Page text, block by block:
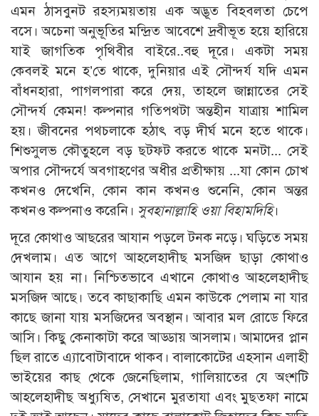
এমন ঠাসবুনট রহস্যময়তায় এক অদ্ভূত বিহবলতা চেপে
বসে। অচেনা অনুভূতির মন্দ্রিত আবেশে দ্রবীভূত হয়ে হারিয়ে
যাই জাগতিক পৃথিবীর বাইরে..বহু দূরে। একটা সময়
কেবলই মনে হ’তে থাকে, দুনিয়ার এই সৌন্দর্য যদি এমন
বাঁধনহারা, পাগলপারা করে দেয়, তাহলে জান্নাতের সেই
সৌন্দর্য কেমন! কল্পনার গতিপথটা অন্তহীন যাত্রায় শামিল
হয়। জীবনের পথচলাকে হঠাৎ বড় দীর্ঘ মনে হতে থাকে।
শিশুসুলভ কৌতুহলে বড় ছটফট করতে থাকে মনটা... সেই
অপার সৌন্দর্যে অবগাহণের অধীর প্রতীক্ষায় ...যা কোন চোখ
কখনও দেখেনি, কোন কান কখনও শুনেনি, কোন অন্তর
কখনও কল্পনাও করেনি। সুবহানাল্লাহি ওয়া বিহামদিহি।
দূরে কোথাও আছরের আযান পড়লে টনক নড়ে। ঘড়িতে সময়
দেখলাম। এত আগে আহলেহাদীছ মসজিদ ছাড়া কোথাও
আযান হয় না। নিশ্চিতভাবে এখানে কোথাও আহলেহাদীছ
মসজিদ আছে। তবে কাছাকাছি এমন কাউকে পেলাম না যার
কাছে জানা যায় মসজিদের অবস্থান। আবার মল রোডে ফিরে
আসি। কিছু কেনাকাটা করে আড্ডায় আসলাম। আমাদের প্লান
ছিল রাতে এ্যাবোটাবাদে থাকব। বালাকোটের এহসান এলাহী
ভাইয়ের কাছ থেকে জেনেছিলাম, গালিয়াতের যে অংশটি
আহলেহাদীছ অধ্যুষিত, সেখানে মুরতাযা এবং মুছতফা নামে